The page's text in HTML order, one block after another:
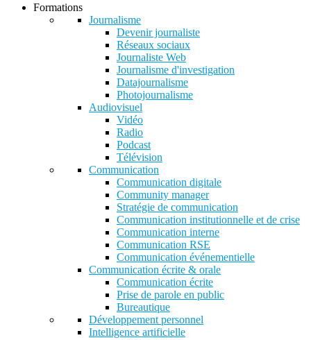
Formations
Journalisme
Devenir journaliste
Réseaux sociaux
Journaliste Web
Journalisme d'investigation
Datajournalisme
Photojournalisme
Audiovisuel
Vidéo
Radio
Podcast
Télévision
Communication
Communication digitale
Community manager
Stratégie de communication
Communication institutionnelle et de crise
Communication interne
Communication RSE
Communication événementielle
Communication écrite & orale
Communication écrite
Prise de parole en public
Bureautique
Développement personnel
Intelligence artificielle